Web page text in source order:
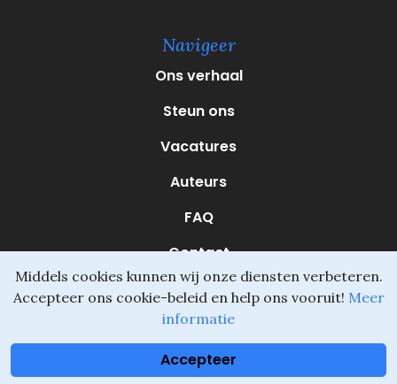
i
t
Navigeer
Ons verhaal
Steun ons
Vacatures
Auteurs
FAQ
Contact
Middels cookies kunnen wij onze diensten verbeteren.
Accepteer ons cookie-beleid en help ons vooruit! Meer
informatie
Accepteer